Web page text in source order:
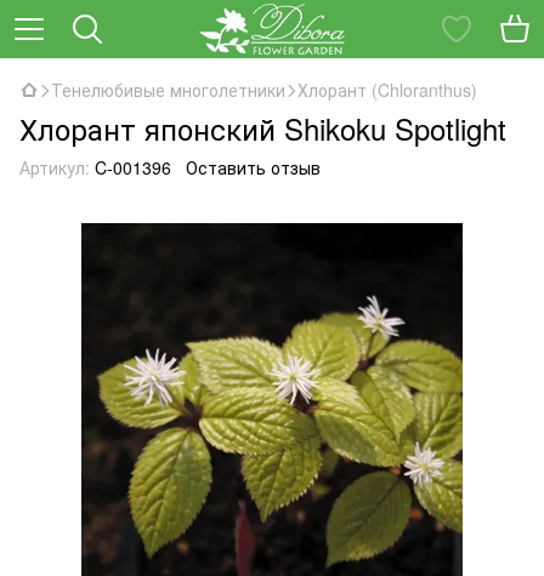
Тенелюбивые многолетники Хлорант (Chloranthus)
Хлорант японский Shikoku Spotlight
Артикул: C-001396 Оставить отзыв